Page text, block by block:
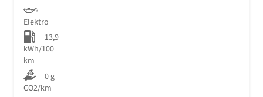
Elektro
13,9
kWh/100
km
0 g
CO2/km